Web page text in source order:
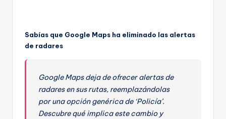
Sabías que Google Maps ha eliminado las alertas
de radares
Google Maps deja de ofrecer alertas de
radares en sus rutas, reemplazándolas
por una opción genérica de ‘Policía’.
Descubre qué implica este cambio y